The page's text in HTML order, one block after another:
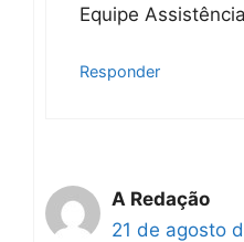
Equipe
Responder
A Redação
21 de agosto